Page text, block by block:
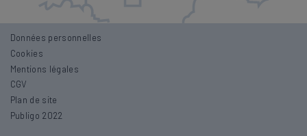
Lune croissante et décroissante
Lune montante et descendante
Noeuds lunaires
Périgée et Apogée
Données personnelles
Cookies
Mentions légales
CGV
Plan de site
Publigo 2022